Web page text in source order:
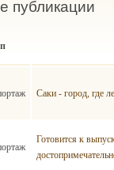
публикации
Саки - город, где
Готовится к